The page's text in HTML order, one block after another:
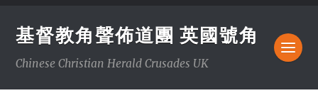
基督教角聲佈道團 英國號角
Chinese Christian Herald Crusades UK